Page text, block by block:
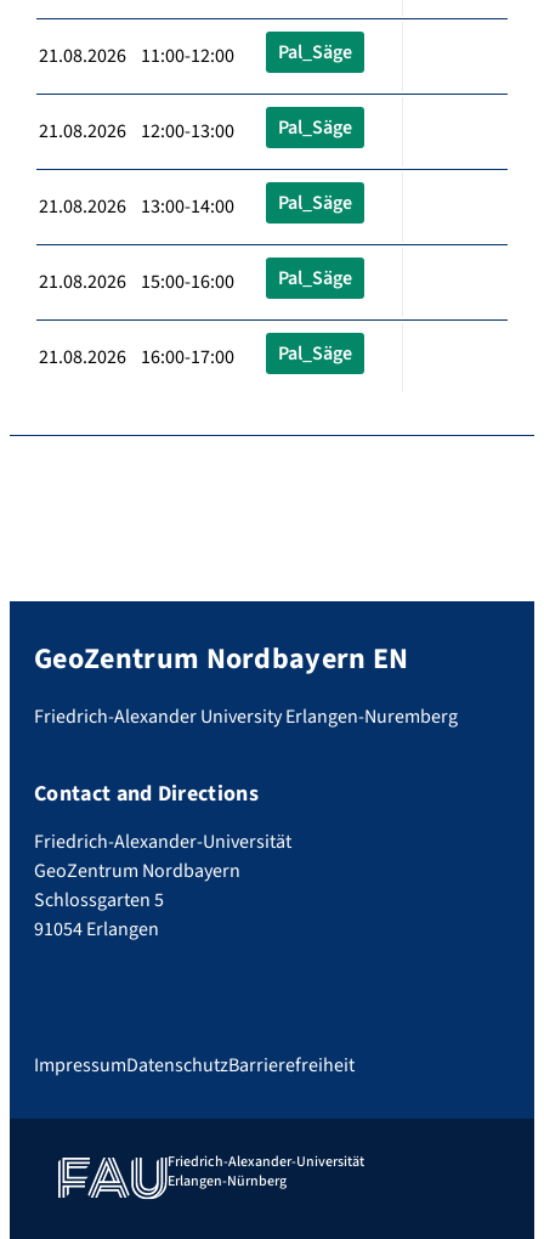
21.08.2026 11:00-12:00 Pal_Säge
21.08.2026 12:00-13:00 Pal_Säge
21.08.2026 13:00-14:00 Pal_Säge
21.08.2026 15:00-16:00 Pal_Säge
21.08.2026 16:00-17:00 Pal_Säge
GeoZentrum Nordbayern EN
Friedrich-Alexander University Erlangen-Nuremberg
Contact and Directions
Friedrich-Alexander-Universität
GeoZentrum Nordbayern
Schlossgarten 5
91054 Erlangen
ImpressumDatenschutzBarrierefreiheit
Friedrich-Alexander-Universität
Erlangen-Nürnberg